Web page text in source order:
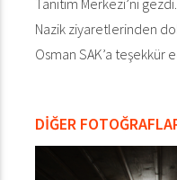
Tanıtım Merkezi’ni gezdi.
Nazik ziyaretlerinden
Osman SAK’a teşekkür
DİĞER